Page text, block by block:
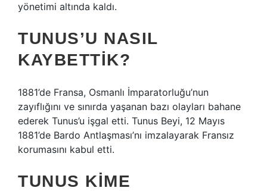
yönetimi altında kaldı.
TUNUS’U NASIL
KAYBETTIK?
1881’de Fransa, Osmanlı İmparatorluğu’nun
zayıflığını ve sınırda yaşanan bazı olayları bahane
ederek Tunus’u işgal etti. Tunus Beyi, 12 Mayıs
1881’de Bardo Antlaşması’nı imzalayarak Fransız
korumasını kabul etti.
TUNUS KIME